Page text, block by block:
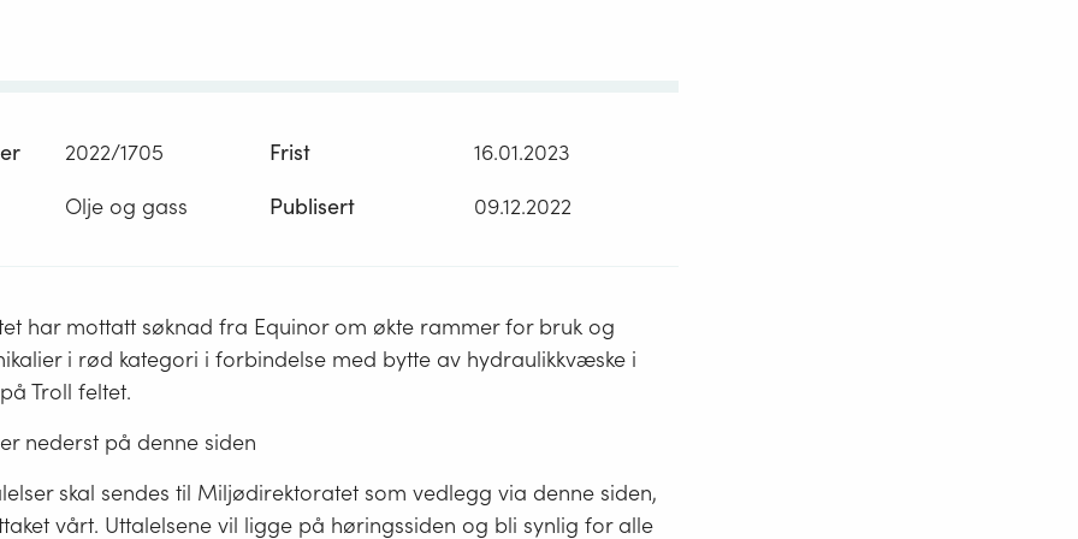
2022/1705 Frist
16.01.2023
Olje og gass
Publisert 09.12.2022
har mottatt søknad fra Equinor om økte rammer for bruk og
i rød kategori i forbindelse med bytte av hydraulikkvæske i
Troll feltet.
nederst på denne siden
skal sendes til Miljødirektoratet som vedlegg via denne siden,
vårt. Uttalelsene vil ligge på høringssiden og bli synlig for alle